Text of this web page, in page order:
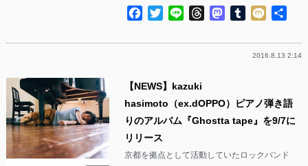
Facebook
TwitterLine ThreadsMastodon
Tumblr
Mixi
2016.8.13 2:14
【NEWS】kazuki
hasimoto（ex.dOPPO）ピアノ弾き語
りのアルバム『Ghostta tape』を9/7に
リリース
京都を拠点として活動していたロックバンド